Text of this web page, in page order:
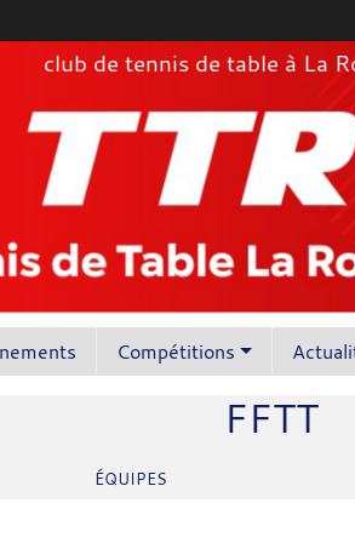
club de tennis de table à La
Compétitions
FFTT
ÉQUIPES